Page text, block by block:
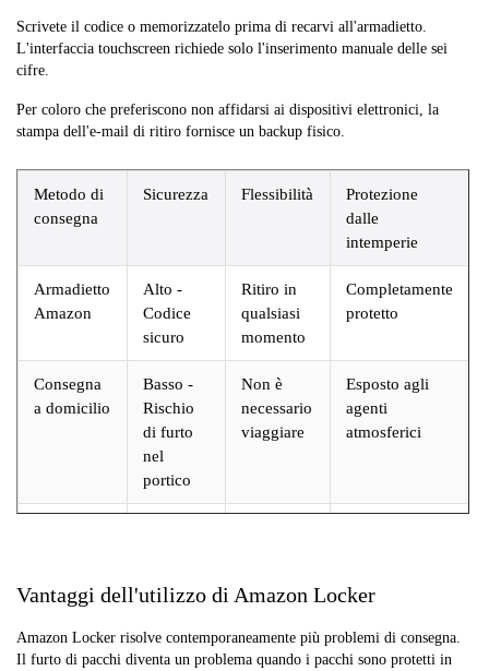
Scrivete il codice o memorizzatelo prima di recarvi all'armadietto.
L'interfaccia touchscreen richiede solo l'inserimento manuale delle sei
cifre.
Per coloro che preferiscono non affidarsi ai dispositivi elettronici, la
stampa dell'e-mail di ritiro fornisce un backup fisico.
Metodo di
consegna
Sicurezza Flessibilità
Protezione
dalle
intemperie
Armadietto
Amazon
Alto -
Codice
sicuro
Ritiro in
qualsiasi
momento
Completamente
protetto
Consegna
a domicilio
Basso -
Rischio
di furto
nel
portico
Non è
necessario
viaggiare
Esposto agli
agenti
atmosferici
Vantaggi dell'utilizzo di Amazon Locker
Amazon Locker risolve contemporaneamente più problemi di consegna.
Il furto di pacchi diventa un problema quando i pacchi sono protetti in